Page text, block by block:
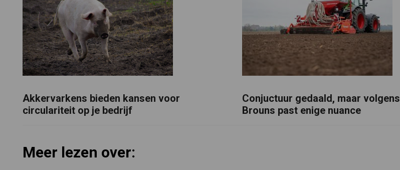
Akkervarkens bieden kansen voor
circulariteit op je bedrijf
Conjuctuur gedaald, maar volgens
Brouns past enige nuance
Meer lezen over: